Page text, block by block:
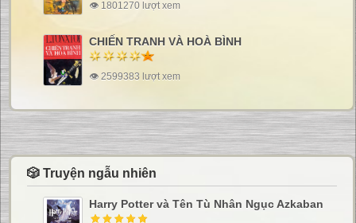
👁 1801270 lượt xem
CHIẾN TRANH VÀ HOÀ BÌNH
👁 2599383 lượt xem
🎲 Truyện ngẫu nhiên
Harry Potter và Tên Tù Nhân Ngục Azkaban